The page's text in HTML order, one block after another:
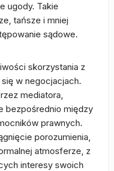
ugody. Takie
tańsze i mniej
sądowe.
skorzystania z
w negocjacjach.
mediatora,
bezpośrednio między
prawnych.
porozumienia,
atmosferze, z
interesy swoich